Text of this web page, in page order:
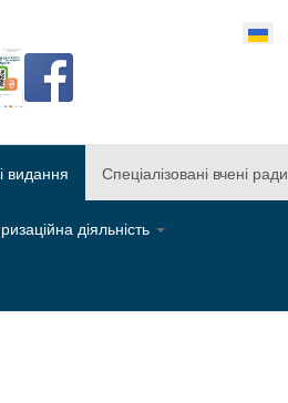
мову
видання Спеціалізовані вчені ради
діяльність